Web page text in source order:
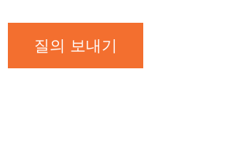
질의 보내기